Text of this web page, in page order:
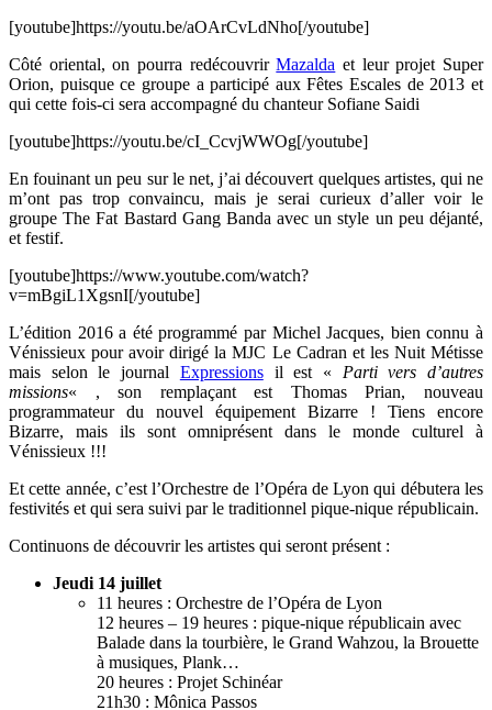
[youtube]https://youtu.be/aOArCvLdNho[/youtube]
Côté oriental, on pourra redécouvrirMazalda et leur projet Super
Orion, puisque ce groupe a participé aux Fêtes Escales de 2013 et
qui cette fois-ci sera accompagné du chanteur Sofiane Saidi
[youtube]https://youtu.be/cI_CcvjWWOg[/youtube]
En fouinant un peu sur le net, j’ai découvert quelques artistes, qui ne
m’ont pas trop convaincu, mais je serai curieux d’aller voir le
groupe The Fat Bastard Gang Banda avec un style un peu déjanté,
et festif.
[youtube]https://www.youtube.com/watch?
v=mBgiL1XgsnI[/youtube]
L’édition 2016 a été programmé par Michel Jacques, bien connu à
Vénissieux pour avoir dirigé la MJC Le Cadran et les Nuit Métisse
mais selon le journal Expressionsil est « Parti vers d’autres
missions« , son remplaçant est Thomas Prian, nouveau
programmateur du nouvel équipement Bizarre ! Tiens encore
Bizarre, mais ils sont omniprésent dans le monde culturel à
Vénissieux !!!
Et cette année, c’est l’Orchestre de l’Opéra de Lyon qui débutera les
festivités et qui sera suivi par le traditionnel pique-nique républicain.
Continuons de découvrir les artistes qui seront présent :
Jeudi 14 juillet
11 heures : Orchestre de l’Opéra de Lyon
12 heures – 19 heures : pique-nique républicain avec
Balade dans la tourbière, le Grand Wahzou, la Brouette
à musiques, Plank…
20 heures : Projet Schinéar
21h30 : Mônica Passos